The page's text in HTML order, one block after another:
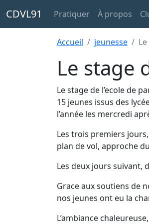
CDVL91 Pratiquer À propos
Accueil jeunesse
Le stage
Le stage de l’ecole de
15 jeunes issus des
l’année les mercredi
Les trois premiers
plan de vol, approche
Les deux jours suivant,
Grace aux soutiens de
nos jeunes ont eu la
L’ambiance